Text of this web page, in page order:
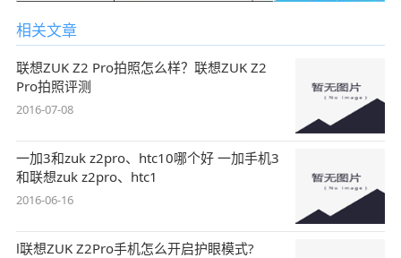
相关文章
联想ZUK Z2 Pro拍照怎么样？联想ZUK Z2
Pro拍照评测
2016-07-08
一加3和zuk z2pro、htc10哪个好 一加手机3
和联想zuk z2pro、htc1
2016-06-16
l联想ZUK Z2Pro手机怎么开启护眼模式?